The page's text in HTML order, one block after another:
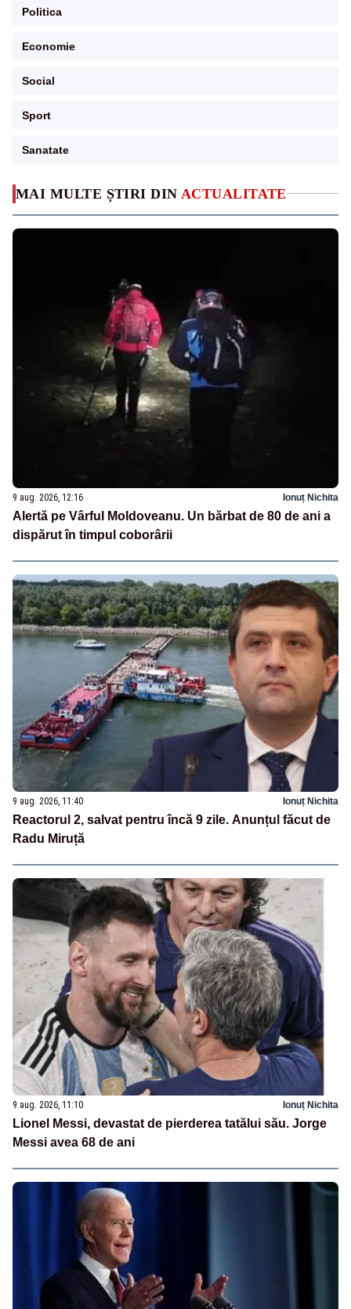
MAI MULTE ȘTIRI DIN ACTUALITATE
9 aug. 2026, 12:16 Ionuț Nichita
Alertă pe Vârful Moldoveanu. Un bărbat de 80 de ani a
dispărut în timpul coborârii
9 aug. 2026, 11:40 Ionuț Nichita
Reactorul 2, salvat pentru încă 9 zile. Anunțul făcut de
Radu Miruță
9 aug. 2026, 11:10 Ionuț Nichita
Lionel Messi, devastat de pierderea tatălui său. Jorge
Messi avea 68 de ani
Politica
Economie
Social
Sport
Sanatate